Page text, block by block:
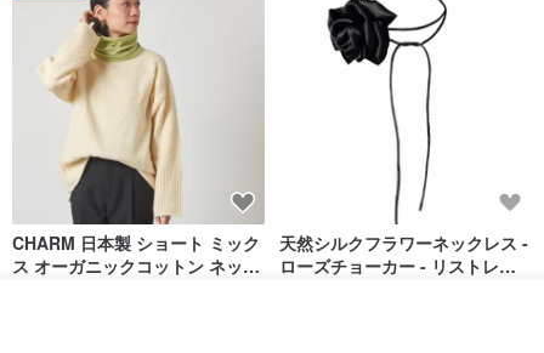
CHARM 日本製 ショート ミック
ス オーガニックコットン ネック
天然シルクフラワーネックレス -
ローズチョーカー - リストレッ